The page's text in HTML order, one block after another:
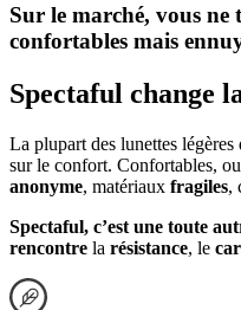
Sur le marché, vous ne
confortables mais
Spectaful change
La plupart des lunettes
sur le confort. Confortables,
anonyme, matériaux fragiles,
Spectaful, c’est une toute
rencontre la résistance, le